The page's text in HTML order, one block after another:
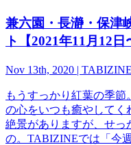
兼六園・長瀞・保津
ト【2021年11月12日
Nov 13th, 2020 |
もうすっかり紅葉の季
の心をいつも癒やしてく
絶景がありますが、せっ
の。TABIZINEでは「今